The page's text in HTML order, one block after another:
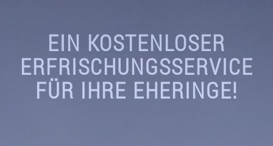
EIN KOSTENLOSER
ERFRISCHUNGSSERVICE
FÜR IHRE EHERINGE!